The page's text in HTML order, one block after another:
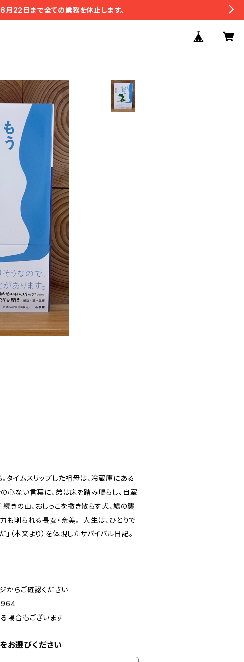
22日まで全ての業務を休止します。
タイムスリップした祖母は、冷蔵庫にある
心ない言葉に、弟は床を踏み鳴らし、自室
きの山、おしっこを撒き散らす犬、鳩の襲
削られる長女・奈美。「人生は、ひとりで
（本文より）を体現したサバイバル日記。
からご確認ください
場合もございます
お選びください